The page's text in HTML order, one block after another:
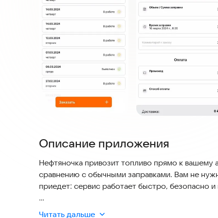
Описание приложения
Нефтяночка привозит топливо прямо к
сравнению с обычными заправками. Вам не
приедет: сервис работает быстро, безопасно и
3 простых шага до полного бака:
Читать дальше